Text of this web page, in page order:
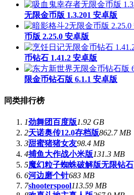
无限金币版 1.3.201 安卓版
币版 2.25.0 安卓版
币钻石 1.41.2 安卓版
限金币钻石版 6.1.1 安卓版
同类排行榜
1劲舞团百度版1.92 GB
2天诺奥传12.0存档版862.7 MB
3甜蜜猪猪女友98.4 MB
4捕鱼大作战小米版131.3 MB
5魔幻粒子蜘蛛破解版无限钻石
6河边磨个针683 MB
7shooterspool113.59 MB